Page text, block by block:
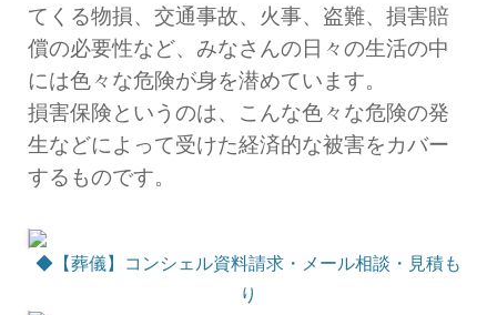
てくる物損、交通事故、火事、盗難、損害賠
償の必要性など、みなさんの日々の生活の中
には色々な危険が身を潜めています。
損害保険というのは、こんな色々な危険の発
生などによって受けた経済的な被害をカバー
するものです。
◆【葬儀】コンシェル資料請求・メール相談・見積も
り